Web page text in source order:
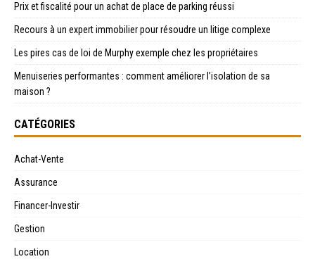
Prix et fiscalité pour un achat de place de parking réussi
Recours à un expert immobilier pour résoudre un litige complexe
Les pires cas de loi de Murphy exemple chez les propriétaires
Menuiseries performantes : comment améliorer l’isolation de sa
maison ?
CATÉGORIES
Achat-Vente
Assurance
Financer-Investir
Gestion
Location